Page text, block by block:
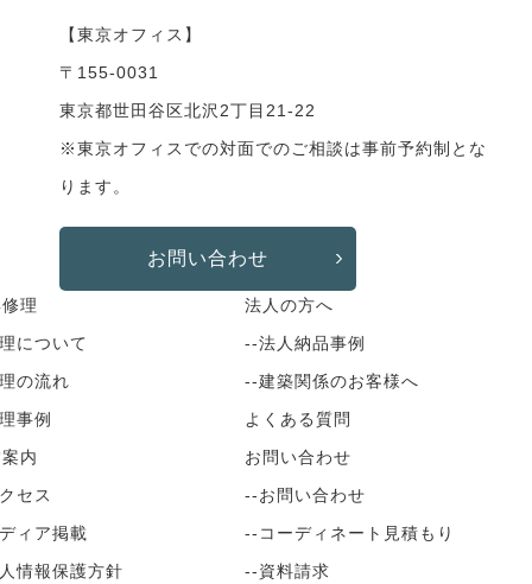
【東京オフィス】
〒155-0031
東京都世田谷区北沢2丁目21-22
※東京オフィスでの対面でのご相談は事前予約制とな
ります。
お問い合わせ
理
について
の流れ
事例
内
セス
ィア掲載
情報保護方針
法人の方へ
--法人納品事例
--建築関係のお客様へ
よくある質問
お問い合わせ
--お問い合わせ
--コーディネート見積もり
--資料請求